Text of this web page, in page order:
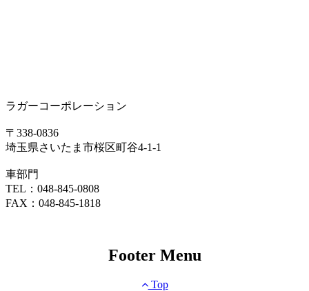
ラガーコーポレーション
〒338-0836
埼玉県さいたま市桜区町谷4-1-1
車部門
TEL：048-845-0808
FAX：048-845-1818
Footer Menu
Top